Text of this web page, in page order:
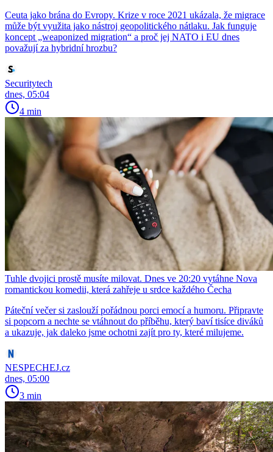
Ceuta jako brána do Evropy. Krize v roce 2021 ukázala, že migrace
může být využita jako nástroj geopolitického nátlaku. Jak funguje
koncept „weaponized migration“ a proč jej NATO i EU dnes
považují za hybridní hrozbu?
Securitytech
dnes, 05:04
4 min
Tuhle dvojici prostě musíte milovat. Dnes ve 20:20 vytáhne Nova
romantickou komedii, která zahřeje u srdce každého Čecha
Páteční večer si zaslouží pořádnou porci emocí a humoru. Připravte
si popcorn a nechte se vtáhnout do příběhu, který baví tisíce diváků
a ukazuje, jak daleko jsme ochotni zajít pro ty, které milujeme.
NESPECHEJ.cz
dnes, 05:00
3 min